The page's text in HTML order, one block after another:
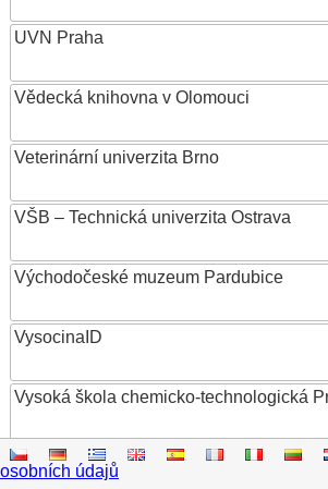
UVN Praha
Vědecká knihovna v Olomouci
Veterinární univerzita Brno
VŠB – Technická univerzita Ostrava
Východočeské muzeum Pardubice
VysocinaID
Vysoká škola chemicko-technologická
Vysoká škola ekonomická v Praze
osobních údajů